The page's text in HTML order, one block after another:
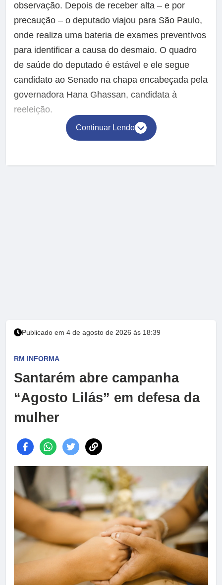
observação. Depois de receber alta – e por
precaução – o deputado viajou para São Paulo,
onde realiza uma bateria de exames preventivos
para identificar a causa do desmaio. O quadro
de saúde do deputado é estável e ele segue
candidato ao Senado na chapa encabeçada pela
governadora Hana Ghassan, candidata à
reeleição.
Continuar Lendo
Publicado em 4 de agosto de 2026 às 18:39
RM INFORMA
Santarém abre campanha
“Agosto Lilás” em defesa da
mulher